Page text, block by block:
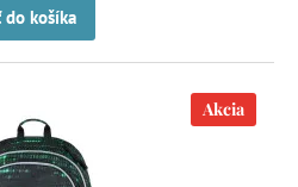
do košíka
Akcia